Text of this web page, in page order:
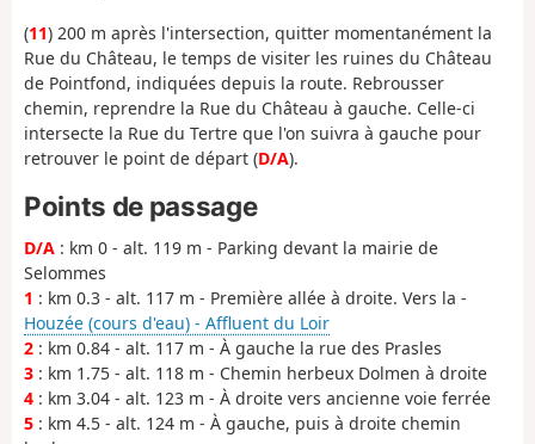
(11) 200 m après l'intersection, quitter momentanément la
Rue du Château, le temps de visiter les ruines du Château
de Pointfond, indiquées depuis la route. Rebrousser
chemin, reprendre la Rue du Château à gauche. Celle-ci
intersecte la Rue du Tertre que l'on suivra à gauche pour
retrouver le point de départ (D/A).
Points de passage
D/A : km 0 - alt. 119 m - Parking devant la mairie de
Selommes
1 : km 0.3 - alt. 117 m - Première allée à droite. Vers la -
Houzée (cours d'eau) - Affluent du Loir
2 : km 0.84 - alt. 117 m - À gauche la rue des Prasles
3 : km 1.75 - alt. 118 m - Chemin herbeux Dolmen à droite
4 : km 3.04 - alt. 123 m - À droite vers ancienne voie ferrée
5 : km 4.5 - alt. 124 m - À gauche, puis à droite chemin